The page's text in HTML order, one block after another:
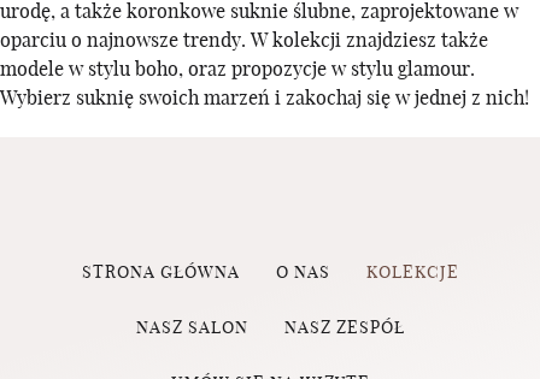
urodę, a także koronkowe suknie ślubne, zaprojektowane w
oparciu o najnowsze trendy. W kolekcji znajdziesz także
modele w stylu boho, oraz propozycje w stylu glamour.
Wybierz suknię swoich marzeń i zakochaj się w jednej z nich!
STRONA GŁÓWNA O NAS KOLEKCJE
NASZ SALON NASZ ZESPÓŁ